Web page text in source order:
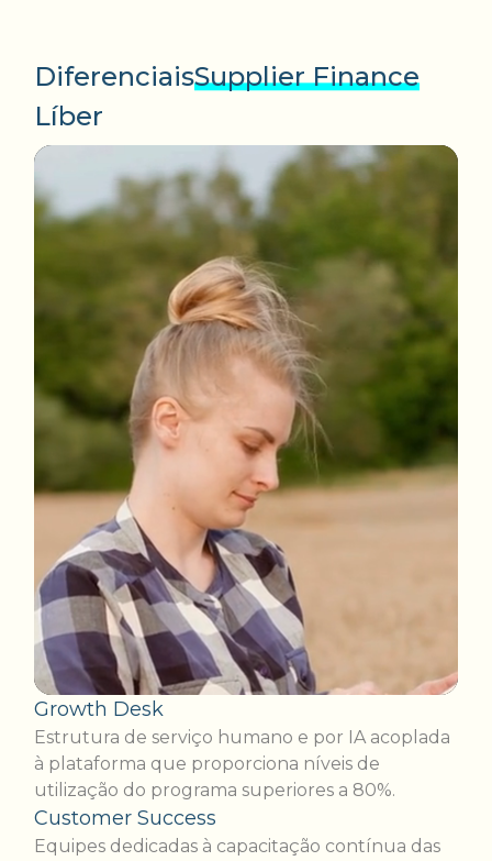
DiferenciaisSupplier Finance
Líber
Growth Desk
Estrutura de serviço humano e por IA acoplada
à plataforma que proporciona níveis de
utilização do programa superiores a 80%.
Customer Success
Equipes dedicadas à capacitação contínua das